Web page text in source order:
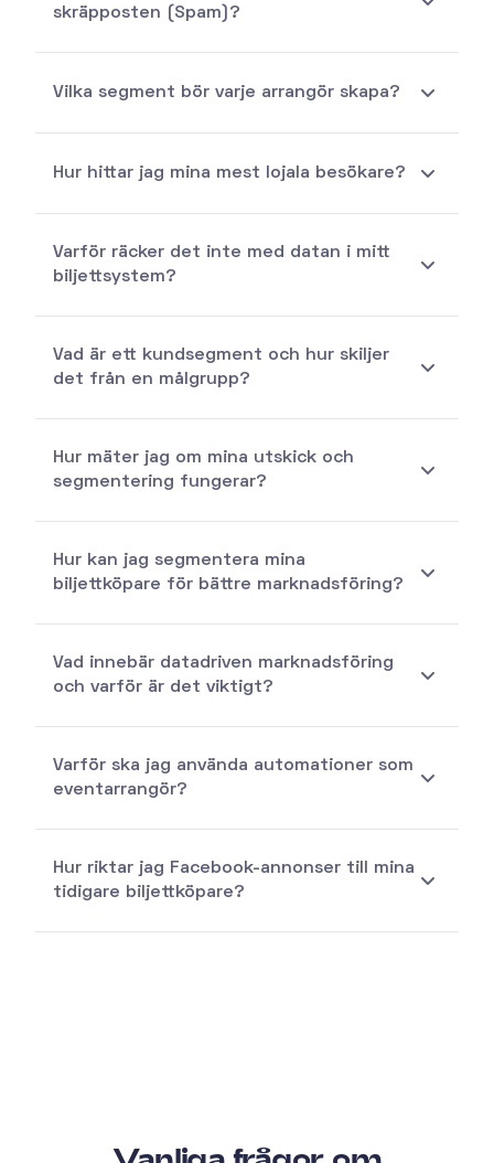
skräpposten (Spam)?
Vilka segment bör varje arrangör skapa?
Hur hittar jag mina mest lojala besökare?
Varför räcker det inte med datan i mitt
biljettsystem?
Vad är ett kundsegment och hur skiljer
det från en målgrupp?
Hur mäter jag om mina utskick och
segmentering fungerar?
Hur kan jag segmentera mina
biljettköpare för bättre marknadsföring?
Vad innebär datadriven marknadsföring
och varför är det viktigt?
Varför ska jag använda automationer som
eventarrangör?
Hur riktar jag Facebook-annonser till mina
tidigare biljettköpare?